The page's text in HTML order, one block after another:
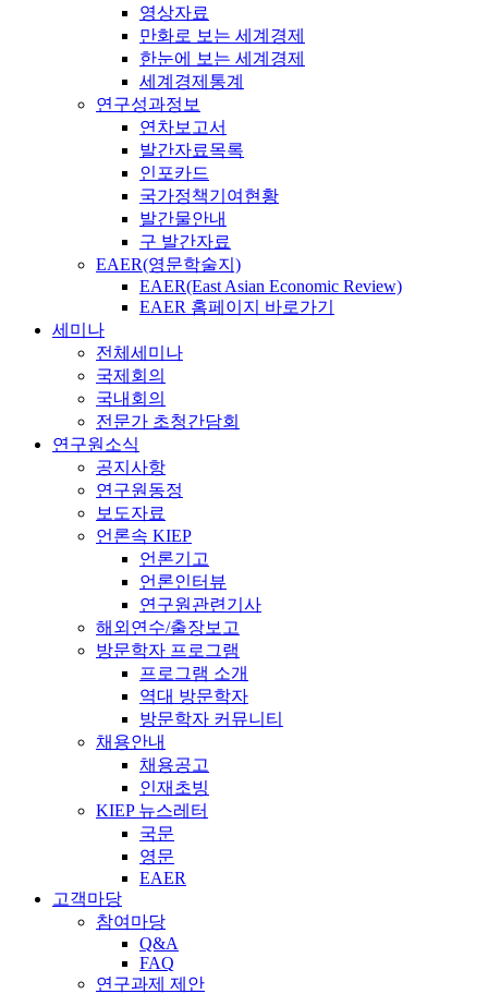
영상자료
만화로 보는 세계경제
한눈에 보는 세계경제
세계경제통계
연구성과정보
연차보고서
발간자료목록
인포카드
국가정책기여현황
발간물안내
구 발간자료
EAER(영문학술지)
EAER(East Asian Economic Review)
EAER 홈페이지 바로가기
세미나
전체세미나
국제회의
국내회의
전문가 초청간담회
연구원소식
공지사항
연구원동정
보도자료
언론속 KIEP
언론기고
언론인터뷰
연구원관련기사
해외연수/출장보고
방문학자 프로그램
프로그램 소개
역대 방문학자
방문학자 커뮤니티
채용안내
채용공고
인재초빙
KIEP 뉴스레터
국문
영문
EAER
고객마당
참여마당
Q&A
FAQ
연구과제 제안